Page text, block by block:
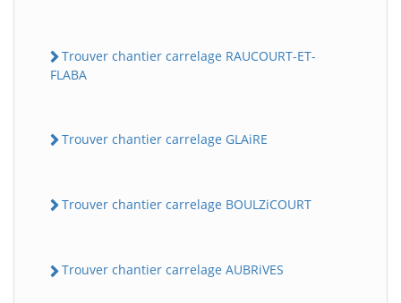
Trouver chantier carrelage RAUCOURT-ET-
FLABA
Trouver chantier carrelage GLAiRE
Trouver chantier carrelage BOULZiCOURT
Trouver chantier carrelage AUBRiVES